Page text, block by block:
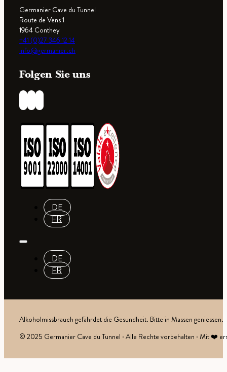
Germanier Cave du Tunnel
Route de Vens 1
1964 Conthey
+41 (0)27 346 12 14
info@germanier.ch
Folgen Sie uns
DE
FR
DE
FR
Alkoholmissbrauch gefährdet die Gesundheit. Bitte in Massen geniessen.
© 2025 Germanier Cave du Tunnel · Alle Rechte vorbehalten · Mit ❤️